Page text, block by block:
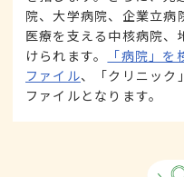
院、大学病院、企業立病
医療を支える中核病院、
けられます。
「病院」
ファイル、「クリニック
ファイルとなります。